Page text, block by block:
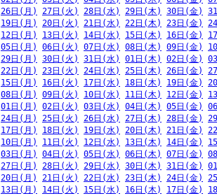
26日(月) 27日(火) 28日(水) 29日(木) 30日(金)
19日(月) 20日(火) 21日(水) 22日(木) 23日(金)
12日(月) 13日(火) 14日(水) 15日(木) 16日(金)
05日(月) 06日(火) 07日(水) 08日(木) 09日(金)
29日(月) 30日(火) 31日(水) 01日(木) 02日(金)
22日(月) 23日(火) 24日(水) 25日(木) 26日(金)
15日(月) 16日(火) 17日(水) 18日(木) 19日(金)
08日(月) 09日(火) 10日(水) 11日(木) 12日(金)
01日(月) 02日(火) 03日(水) 04日(木) 05日(金)
24日(月) 25日(火) 26日(水) 27日(木) 28日(金)
17日(月) 18日(火) 19日(水) 20日(木) 21日(金)
10日(月) 11日(火) 12日(水) 13日(木) 14日(金)
03日(月) 04日(火) 05日(水) 06日(木) 07日(金)
27日(月) 28日(火) 29日(水) 30日(木) 31日(金)
20日(月) 21日(火) 22日(水) 23日(木) 24日(金)
13日(月) 14日(火) 15日(水) 16日(木) 17日(金)